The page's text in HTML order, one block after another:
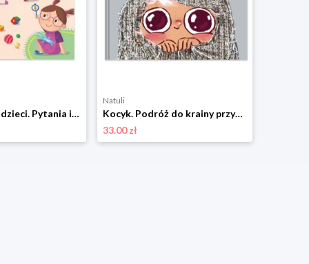
Skąd się biorą dzieci. Pytania i odpowiedzi dla maluchów Mamania
Natuli
Kocyk. Podróż do krainy przytulności Mamania
33.00 zł